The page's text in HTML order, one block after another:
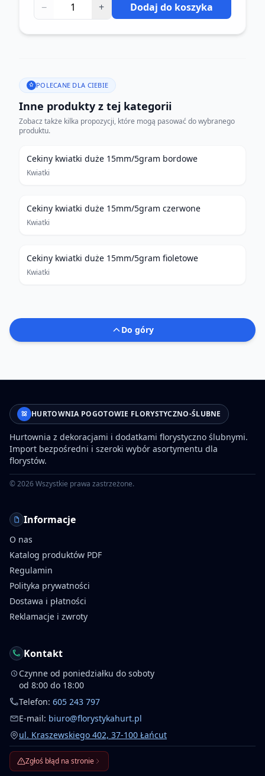
− + Dodaj do koszyka
POLECANE DLA CIEBIE
Inne produkty z tej kategorii
Zobacz także kilka propozycji, które mogą pasować do wybranego
produktu.
Cekiny kwiatki duże 15mm/5gram bordowe
Kwiatki
Cekiny kwiatki duże 15mm/5gram czerwone
Kwiatki
Cekiny kwiatki duże 15mm/5gram fioletowe
Kwiatki
Do góry
HURTOWNIA POGOTOWIE FLORYSTYCZNO-ŚLUBNE
Hurtownia z dekoracjami i dodatkami florystyczno ślubnymi.
Import bezpośredni i szeroki wybór asortymentu dla
florystów.
©2026Wszystkie prawa zastrzeżone.
Informacje
O nas
Katalog produktów PDF
Regulamin
Polityka prywatności
Dostawa i płatności
Reklamacje i zwroty
Kontakt
Czynne od poniedziałku do soboty
od 8:00 do 18:00
Telefon: 605 243 797
E-mail: biuro@florystykahurt.pl
ul. Kraszewskiego 402, 37-100 Łańcut
Zgłoś błąd na stronie